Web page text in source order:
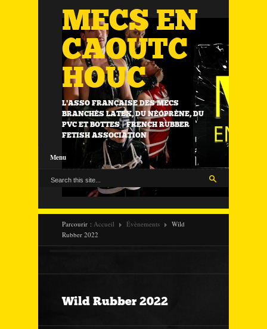
MECS EN
CAOUTC
HOUC
L'ASSO FRANÇAISE DES MECS
BRANCHÉS LATEX, DU NÉOPRÈNE, DU
PVC ET BOTTES | FRENCH RUBBER
FETISH ASSOCIATION
Menu
Parcourir : Accueil Évènements
Wild
Rubber 2022
Wild Rubber 2022